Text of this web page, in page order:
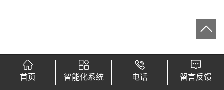
首页 智能化系统 电话 留言反馈